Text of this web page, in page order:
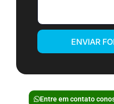
ENVIAR
Entre em contato